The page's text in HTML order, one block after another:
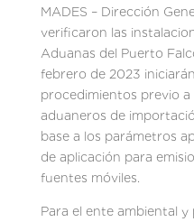
MADES – Dirección
verificaron las
Aduanas del Puerto
febrero de 2023
procedimientos previo
aduaneros de
base a los parámetros
de aplicación para
fuentes móviles.
Para el ente ambiental y